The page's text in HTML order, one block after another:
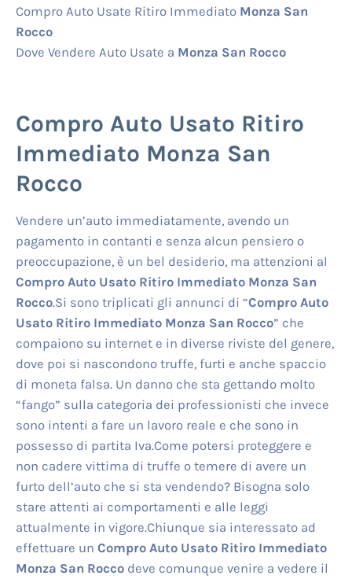
Compro Auto Usate Ritiro ImmediatoMonza San
Rocco
Dove Vendere Auto Usate a Monza San Rocco
Compro Auto Usato Ritiro
Immediato Monza San
Rocco
Vendere un’auto immediatamente, avendo un
pagamento in contanti e senza alcun pensiero o
preoccupazione, è un bel desiderio, ma attenzioni al
Compro Auto Usato Ritiro Immediato Monza San
Rocco.Si sono triplicati gli annunci di “Compro Auto
Usato Ritiro Immediato Monza San Rocco” che
compaiono su internet e in diverse riviste del genere,
dove poi si nascondono truffe, furti e anche spaccio
di moneta falsa. Un danno che sta gettando molto
“fango” sulla categoria dei professionisti che invece
sono intenti a fare un lavoro reale e che sono in
possesso di partita Iva.Come potersi proteggere e
non cadere vittima di truffe o temere di avere un
furto dell’auto che si sta vendendo? Bisogna solo
stare attenti ai comportamenti e alle leggi
attualmente in vigore.Chiunque sia interessato ad
effettuare un Compro Auto Usato Ritiro Immediato
Monza San Roccodeve comunque venire a vedere il